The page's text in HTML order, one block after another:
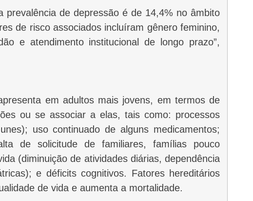
de risco associados incluíram gênero feminino,
e atendimento institucional de longo prazo”,
ou se associar a elas, tais como: processos
uso continuado de alguns medicamentos;
de solicitude de familiares, famílias pouco
(diminuição de atividades diárias, dependência
e déficits cognitivos. Fatores hereditários
de vida e aumenta a mortalidade.